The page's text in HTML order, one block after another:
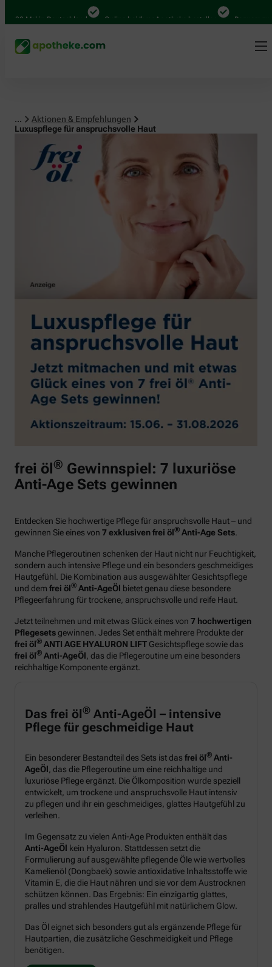
Mal in Deutschland Online bei Ihrer Apotheke bestellen Bequem
...
Aktionen & Empfehlungen
Luxuspflege für anspruchsvolle Haut
frei öl ® Gewinnspiel: 7 luxuriöse
Anti-Age Sets gewinnen
Entdecken Sie hochwertige Pflege für anspruchsvolle Haut – und
gewinnen Sie eines von 7 exklusiven frei öl® Anti-Age Sets
Manche Pflegeroutinen schenken der Haut nicht nur Feuchtigkeit,
sondern auch intensive Pflege und ein besonders geschmeidiges
Hautgefühl. Die Kombination aus ausgewählter Gesichtspflege
und dem frei öl® Anti-AgeÖl bietet genau diese besondere
Pflegeerfahrung für trockene, anspruchsvolle und reife Haut.
Jetzt teilnehmen und mit etwas Glück eines von 7 hochwertigen
Pflegesetsgewinnen. Jedes Set enthält mehrere Produkte der
frei öl® ANTI AGE HYALURON LIFT Gesichtspflege sowie das
frei öl® Anti-AgeÖl , das die Pflegeroutine um eine besonders
reichhaltige Komponente ergänzt.
Das frei öl® Anti-AgeÖl – intensive
Pflege für geschmeidige Haut
Ein besonderer Bestandteil des Sets ist das frei öl® Anti-
AgeÖl, das die Pflegeroutine um eine reichhaltige und
luxuriöse Pflege ergänzt. Die Ölkomposition wurde speziell
entwickelt, um trockene und anspruchsvolle Haut intensiv
zu pflegen und ihr ein geschmeidiges, glattes Hautgefühl zu
verleihen.
Im Gegensatz zu vielen Anti-Age Produkten enthält das
Anti-AgeÖl kein Hyaluron. Stattdessen setzt die
Formulierung auf ausgewählte pflegende Öle wie wertvolles
Kamelienöl (Dongbaek) sowie antioxidative Inhaltsstoffe wie
Vitamin E, die die Haut nähren und sie vor dem Austrocknen
schützen können. Das Ergebnis: Ein einzigartig glattes,
pralles und strahlendes Hautgefühl mit natürlichem Glow.
Das Öl eignet sich besonders gut als ergänzende Pflege für
Hautpartien, die zusätzliche Geschmeidigkeit und Pflege
benötigen.